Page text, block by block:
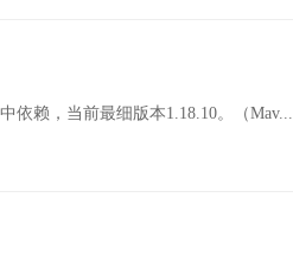
依赖，当前最细版本1.18.10。（Mav...